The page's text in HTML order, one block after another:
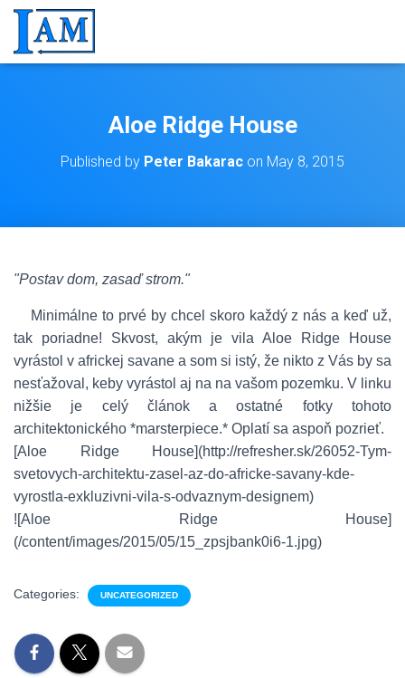
Aloe Ridge House
Published by Peter Bakarac on May 8, 2015
"Postav dom, zasaď strom."
Minimálne to prvé by chcel skoro každý z nás a keď už,
tak poriadne! Skvost, akým je vila Aloe Ridge House
vyrástol v africkej savane a som si istý, že nikto z Vás by sa
nesťažoval, keby vyrástol aj na na vašom pozemku. V linku
nižšie je celý článok a ostatné fotky tohoto
architektonického *marsterpiece.* Oplatí sa aspoň pozrieť.
[Aloe Ridge House](http://refresher.sk/26052-Tym-
svetovych-architektu-zasel-az-do-africke-savany-kde-
vyrostla-exkluzivni-vila-s-odvaznym-designem)
![Aloe Ridge House]
(/content/images/2015/05/15_zpsjbank0i6-1.jpg)
Categories: UNCATEGORIZED